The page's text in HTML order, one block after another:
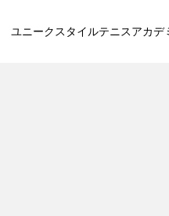
ユニークスタイルテニスアカデ